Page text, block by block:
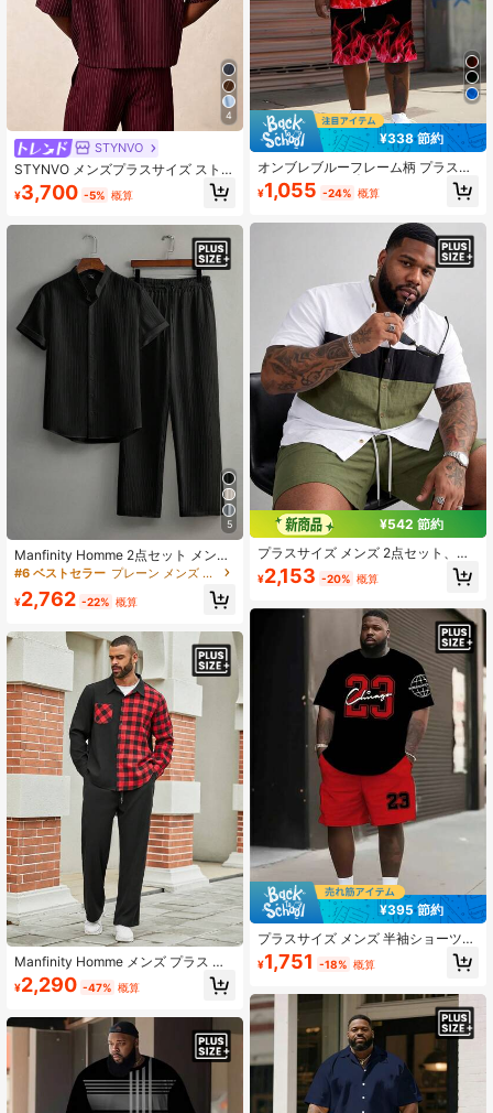
4
STYNVO
STYNVO メンズプラスサイズ ストラ
イプ&レタープリントシャツとショー
ツ カジュアルデイリーアウトフィッ
¥3,700 -5% 概算
5
Manfinity Homme 2点セット メンズ
プラスサイズ ブラック 夏用カジュア
ルグルーブシャツセット、半袖ボタ
ンダウンシャツ & サイドポケット付
ウェアアウトフィット、フォーマル
#6 ベストセラー プレーン メンズ プラスサイズ シャツセット
¥2,762 -22% 概算
Manfinity Homme メンズ プラス サ
イズ カラー ブロック ギンガム パネ
ル長袖シャツとズボンのセット
¥2,290 -47% 概算
¥338 節約
オンブレブルーフレーム柄 プラスサ
イズ 半袖セット | 3Dグラフィック
ラウンドネック トップス | ストレッ
スポーティースタイル | プラスサイ
ズ ルーズフィット | デイリーからパ
ーティーまで着用可能
¥1,055 -24% 概算
¥542 節約
プラスサイズ メンズ 2点セット、無
地コントラストカラー カーディガン
&ショーツ、カジュアル ファッショ
ーウェア、夏 大学生スタイル クラシ
ック通勤半袖シャツ&ショーツセット
¥2,153 -20% 概算
¥395 節約
プラスサイズ メンズ 半袖ショーツセ
ット - ファッショナブルな2点セット
スポーツウェア、ラウンドネックTシ
トリングショーツ、軽量で通気性が
あり、カジュアルな外出、スポー
ツ、友人へのギフトに適しています
¥1,751 -18% 概算